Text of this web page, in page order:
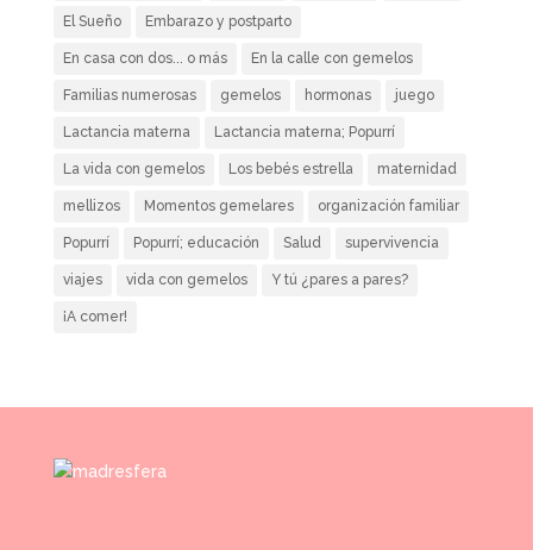
El Sueño Embarazo y postparto
En casa con dos... o más En la calle con gemelos
Familias numerosas gemelos hormonas juego
Lactancia materna Lactancia materna; Popurrí
La vida con gemelos Los bebés estrella maternidad
mellizos Momentos gemelares organización familiar
Popurrí Popurrí; educación Salud supervivencia
viajes vida con gemelos Y tú ¿pares a pares?
¡A comer!